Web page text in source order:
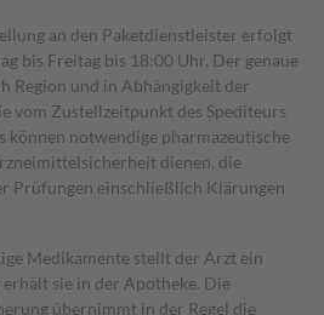
an den Paketdienstleister erfolgt
bis Freitag bis 18:00 Uhr. Der genaue
Region und in Abhängigkeit der
vom Zustellzeitpunkt des Spediteurs
können notwendige pharmazeutische
dienen, die
Prüfungen einschließlich Klärungen
Medikamente stellt der Arzt ein
sie in der Apotheke. Die
übernimmt in der Regel die